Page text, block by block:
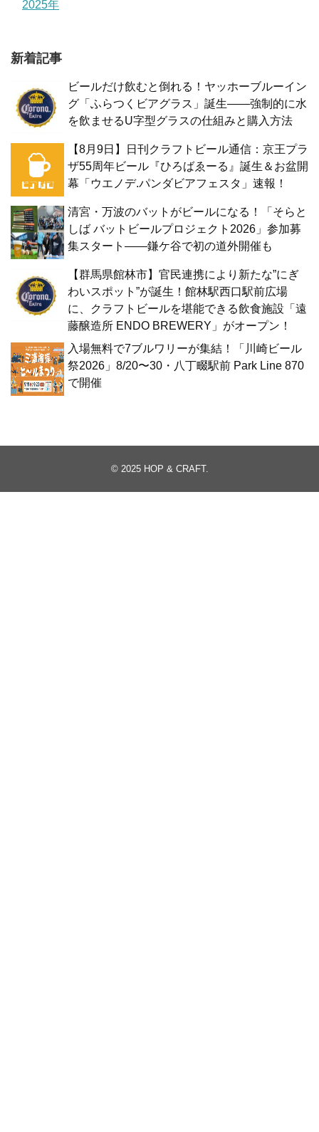
2025年
新着記事
ビールだけ飲むと倒れる！ヤッホーブルーイン
グ「ふらつくビアグラス」誕生——強制的に水
を飲ませるU字型グラスの仕組みと購入方法
【8月9日】日刊クラフトビール通信：京王プラ
ザ55周年ビール『ひろばゑーる』誕生＆お盆開
幕「ウエノデ.パンダビアフェスタ」速報！
清宮・万波のバットがビールになる！「そらと
しば バットビールプロジェクト2026」参加募
集スタート——鎌ケ谷で初の道外開催も
【群馬県館林市】官民連携により新たな”にぎ
わいスポット”が誕生！館林駅西口駅前広場
に、クラフトビールを堪能できる飲食施設「遠
藤醸造所 ENDO BREWERY」がオープン！
入場無料で7ブルワリーが集結！「川崎ビール
祭2026」8/20〜30・八丁畷駅前 Park Line 870
で開催
© 2025 HOP & CRAFT.